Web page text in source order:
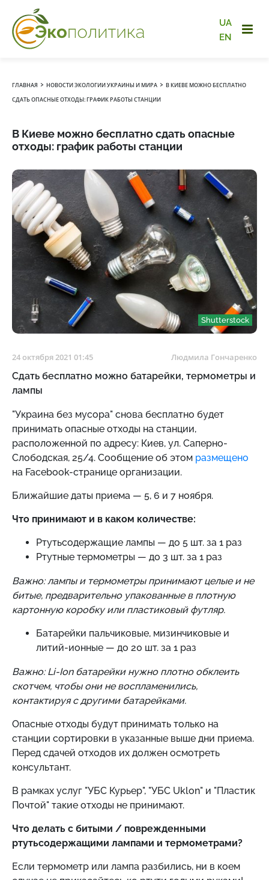
UA
EN
ГЛАВНАЯ › НОВОСТИ ЭКОЛОГИИ УКРАИНЫ И МИРА › В КИЕВЕ МОЖНО БЕСПЛАТНО
СДАТЬ ОПАСНЫЕ ОТХОДЫ: ГРАФИК РАБОТЫ СТАНЦИИ
В Киеве можно бесплатно сдать опасные
отходы: график работы станции
Shutterstock
24 октября 2021 01:45 Людмила Гончаренко
Сдать бесплатно можно батарейки, термометры и
лампы
"Украина без мусора" снова бесплатно будет
принимать опасные отходы на станции,
расположенной по адресу: Киев, ул. Саперно-
Слободская, 25/4. Сообщение об этом размещено
на Facebook-странице организации.
Ближайшие даты приема — 5, 6 и 7 ноября.
Что принимают и в каком количестве:
Ртутьсодержащие лампы — до 5 шт. за 1 раз
Ртутные термометры — до 3 шт. за 1 раз
Важно: лампы и термометры принимают целые и не
битые, предварительно упакованные в плотную
картонную коробку или пластиковый футляр.
Батарейки пальчиковые, мизинчиковые и
литий-ионные — до 20 шт. за 1 раз
Важно: Li-Ion батарейки нужно плотно обклеить
скотчем, чтобы они не воспламенились,
контактируя с другими батарейками.
Опасные отходы будут принимать только на
станции сортировки в указанные выше дни приема.
Перед сдачей отходов их должен осмотреть
консультант.
В рамках услуг "УБС Курьер", "УБС Uklon" и "Пластик
Почтой" такие отходы не принимают.
Что делать с битыми / поврежденными
ртутьсодержащими лампами и термометрами?
Если термометр или лампа разбились, ни в коем